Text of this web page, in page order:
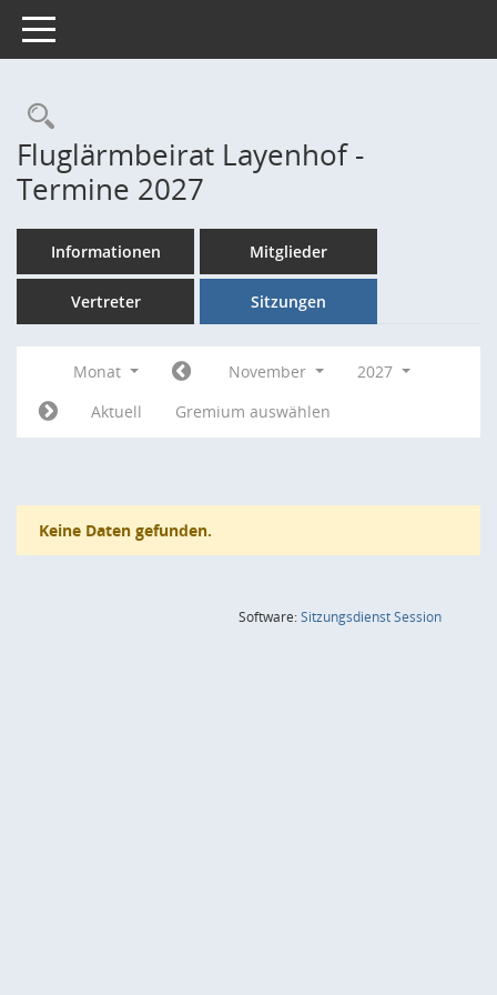
Toggle navigation
Rechercheauswahl
Fluglärmbeirat Layenhof -
Termine 2027
Informationen Mitglieder
Vertreter Sitzungen
Monat November
2027
Aktuell
Gremium auswählen
Keine Daten gefunden.
Software:SitzungsdienstSession(Wird in